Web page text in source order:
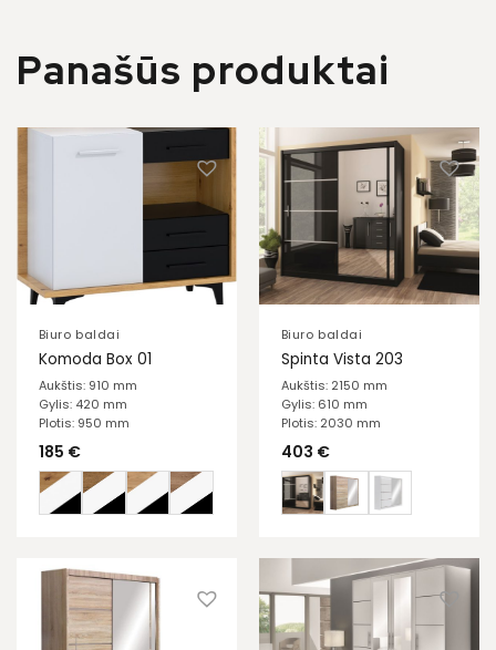
Panašūs produktai
Biuro baldai
Komoda Box 01
Aukštis: 910 mm
Gylis: 420 mm
Plotis: 950 mm
185 €
Biuro baldai
Spinta Vista 203
Aukštis: 2150 mm
Gylis: 610 mm
Plotis: 2030 mm
403 €